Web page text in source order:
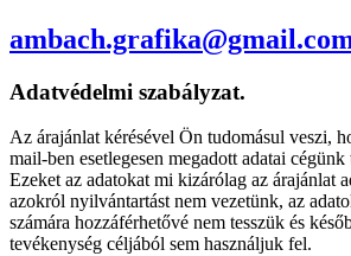
Adatvédelmi szabályzat.
Az árajánlat kérésével Ön tudomásul veszi,
mail-ben esetlegesen megadott adatai
Ezeket az adatokat mi kizárólag az árajánlat
azokról nyilvántartást nem vezetünk, az
számára hozzáférhetővé nem tesszük és
tevékenység céljából sem használjuk fel.